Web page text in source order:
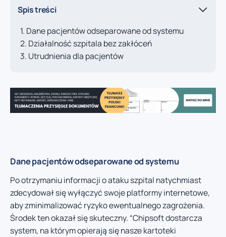
Spis treści
Dane pacjentów odseparowane od systemu
Działalność szpitala bez zakłóceń
Utrudnienia dla pacjentów
Dane pacjentów odseparowane od systemu
Po otrzymaniu informacji o ataku szpital natychmiast
zdecydował się wyłączyć swoje platformy internetowe,
aby zminimalizować ryzyko ewentualnego zagrożenia.
Środek ten okazał się skuteczny. “Chipsoft dostarcza
system, na którym opierają się nasze kartoteki